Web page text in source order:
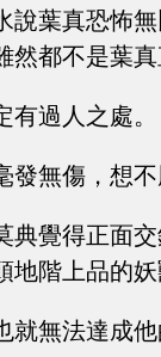
說葉真恐怖
然都不是葉
過人之處。
發無傷，想
典覺得正面
地階上品的
就無法達成